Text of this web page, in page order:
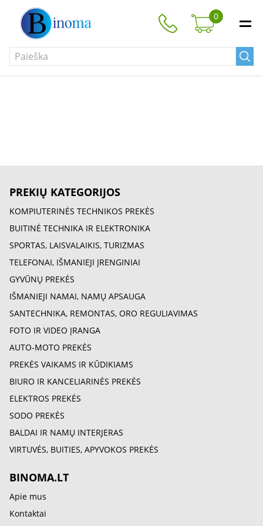
0
PREKIŲ KATEGORIJOS
KOMPIUTERINĖS TECHNIKOS PREKĖS
BUITINĖ TECHNIKA IR ELEKTRONIKA
SPORTAS, LAISVALAIKIS, TURIZMAS
TELEFONAI, IŠMANIEJI ĮRENGINIAI
GYVŪNŲ PREKĖS
IŠMANIEJI NAMAI, NAMŲ APSAUGA
SANTECHNIKA, REMONTAS, ORO REGULIAVIMAS
FOTO IR VIDEO ĮRANGA
AUTO-MOTO PREKĖS
PREKĖS VAIKAMS IR KŪDIKIAMS
BIURO IR KANCELIARINĖS PREKĖS
ELEKTROS PREKĖS
SODO PREKĖS
BALDAI IR NAMŲ INTERJERAS
VIRTUVĖS, BUITIES, APYVOKOS PREKĖS
BINOMA.LT
Apie mus
Kontaktai